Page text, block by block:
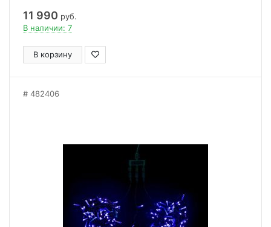
11 990 руб.
В наличии: 7
В корзину
482406